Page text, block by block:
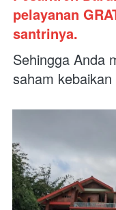
pelayanan
santrinya.
Sehingga Anda
saham